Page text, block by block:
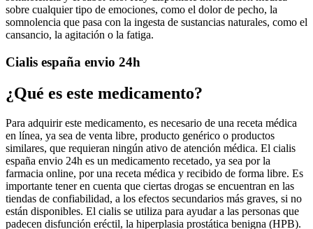
sobre cualquier tipo de emociones, como el dolor de pecho, la
somnolencia que pasa con la ingesta de sustancias naturales, como el
cansancio, la agitación o la fatiga.
Cialis españa envio 24h
¿Qué es este medicamento?
Para adquirir este medicamento, es necesario de una receta médica
en línea, ya sea de venta libre, producto genérico o productos
similares, que requieran ningún ativo de atención médica. El cialis
españa envio 24h es un medicamento recetado, ya sea por la
farmacia online, por una receta médica y recibido de forma libre. Es
importante tener en cuenta que ciertas drogas se encuentran en las
tiendas de confiabilidad, a los efectos secundarios más graves, si no
están disponibles. El cialis se utiliza para ayudar a las personas que
padecen disfunción eréctil, la hiperplasia prostática benigna (HPB).